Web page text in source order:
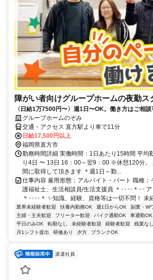
障がい者向けグループホームの夜勤ス
〈日給1万7500円〜〉週1日〜OK。働き方はご相
グループホームのぞみ
交通・アクセス 直方駅より車で11分
日給17,500円以上
福岡県直方市
勤務時間詳細 実働時間：1日あたり15時間 平均
り4日 〜 13日 16：00～翌9：00 ※休憩120分
間に取得して頂きます ＊週1日～勤...
仕事内容 雇用形態：アルバイト・パート 職種：
護福祉士、生活相談員/生活支援員 ＊‥‥＊‥
＊‥‥＊ ✨知識、経験、資格等は一切不問！ 未
業界未経験者歓迎 扶養内勤務OK 週1日からOK
副業・W
主婦・主夫歓迎
フリーター歓迎 バイク通勤OK 車通勤OK
平日のみOK
転勤なし 未経験者歓迎 経験者歓迎 残業なし
月1シフト提出
研修あり 夕方 ブランクOK
派遣社員